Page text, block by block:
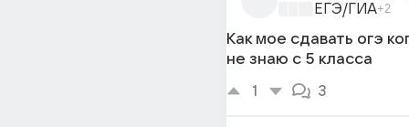
ЕГЭ/ГИА+2
Как мое сдавать огэ
не знаю с 5 класса
1
3